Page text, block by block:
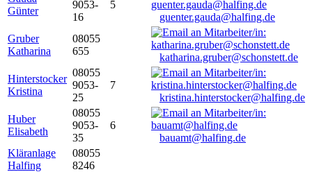
Günter
9053-
16
5
guenter.gauda@halfing.de
Gruber
Katharina
08055
655
katharina.gruber@schonstett.de
Hinterstocker
Kristina
08055
9053-
25
7
kristina.hinterstocker@halfing.de
Huber
Elisabeth
08055
9053-
35
6
bauamt@halfing.de
Kläranlage
Halfing
08055
8246